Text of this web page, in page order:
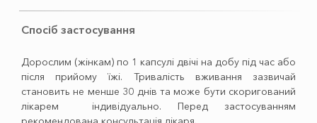
Спосіб застосування
Дорослим (жінкам) по 1 капсулі двічі на добу під час або
після прийому їжі. Тривалість вживання зазвичай
становить не менше 30 днів та може бути скоригований
лікарем індивідуально. Перед застосуванням